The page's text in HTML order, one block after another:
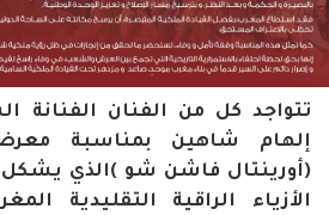
تتواجد كل من الفنان الفنانة
إلهام شاهين بمناسبة معرض
(أورينتال فاشن شو )الذي يشكل
الأزياء الراقية التقليدية